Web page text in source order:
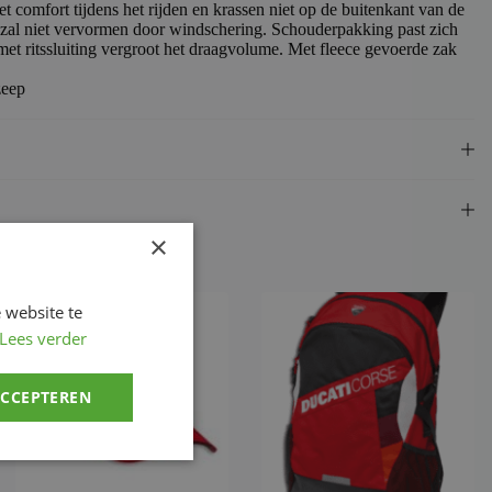
comfort tijdens het rijden en krassen niet op de buitenkant van de
niet vervormen door windschering. Schouderpakking past zich
ritssluiting vergroot het draagvolume. Met fleece gevoerde zak
×
website te
Lees verder